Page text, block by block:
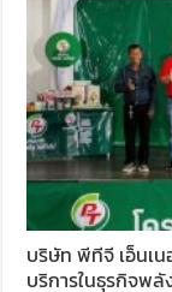
บริษัท พีทีจี เอ็นเ
บริการในธุรกิจพ